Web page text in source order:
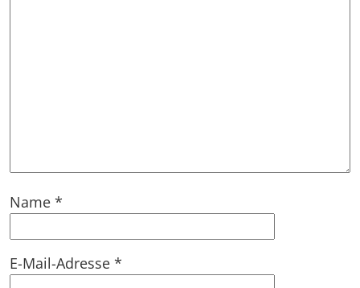
Name *
E-Mail-Adresse *